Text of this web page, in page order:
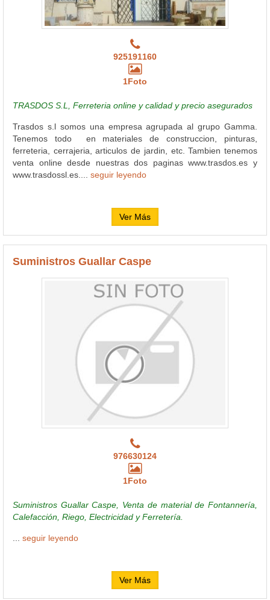
925191160
1Foto
TRASDOS S.L, Ferreteria online y calidad y precio asegurados
Trasdos s.l somos una empresa agrupada al grupo Gamma.
Tenemos todo en materiales de construccion, pinturas,
ferreteria, cerrajeria, articulos de jardin, etc. Tambien tenemos
venta online desde nuestras dos paginas www.trasdos.es y
www.trasdossl.es.... seguir leyendo
Ver Más
Suministros Guallar Caspe
976630124
1Foto
Suministros Guallar Caspe, Venta de material de Fontannería,
Calefacción, Riego, Electricidad y Ferretería.
seguir leyendo
Ver Más